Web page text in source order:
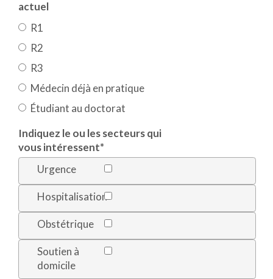
actuel
R1
R2
R3
Médecin déjà en pratique
Étudiant au doctorat
Indiquez le ou les secteurs qui
vous intéressent*
Urgence
Hospitalisation
Obstétrique
Soutien à
domicile